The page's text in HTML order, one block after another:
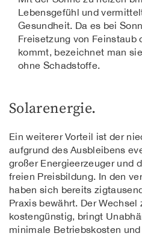
Lebensgefühl und
Gesundheit. Da es bei
Freisetzung von Feinstaub
kommt, bezeichnet man
ohne Schadstoffe.
Solarenergie.
Ein weiterer Vorteil ist der
aufgrund des Ausbleibens
großer Energieerzeuger und
freien Preisbildung. In den
haben sich bereits
Praxis bewährt. Der Wechsel
kostengünstig, bringt
minimale Betriebskosten